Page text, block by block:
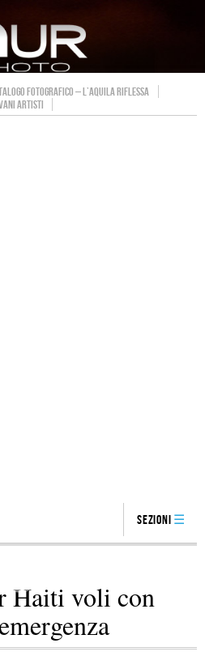
FOTOGRAFICO – L’AQUILA RIFLESSA
ARTISTI
Sezioni
Haiti voli con